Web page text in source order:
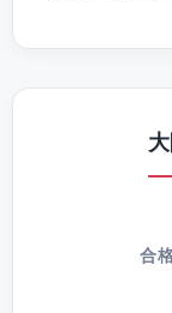
合